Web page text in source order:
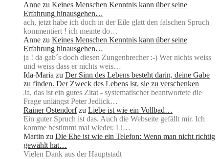
Anne zu Keines Menschen Kenntnis kann über seine
Erfahrung hinausgehen…
ach, jetzt habe ich doch in der Eile glatt den falschen Spruch
kommentiert ! ich meinte do…
Anne zu Keines Menschen Kenntnis kann über seine
Erfahrung hinausgehen…
ja ! da gab´s doch diesen Zungenbrecher :-) Wer nichts weiss
und weiss dass er nichts weis…
Ida-Maria zu Der Sinn des Lebens besteht darin, deine Gabe
zu finden. Der Zweck des Lebens ist, sie zu verschenken
Ja, das ist ein gutes Zitat - systematischer beantwortete die
Frage unlängst Peter Jedlick…
Rainer Ostendorf zu Liebe ist wie ein Vollbad…
Ein guter Spruch ist das. Auch die Webseite gefällt mir. Ich
komme bestimmt mal wieder. Li…
Martin zu Die Ehe ist wie ein Telefon: Wenn man nicht richtig
gewählt hat…
Vielen Dank aus der Hauptstadt